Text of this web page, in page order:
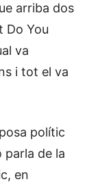
arriba dos
Do You
va
i tot el va
polític
parla de la
en